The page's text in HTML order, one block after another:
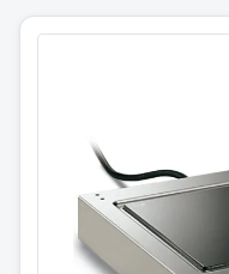
Større risiko for